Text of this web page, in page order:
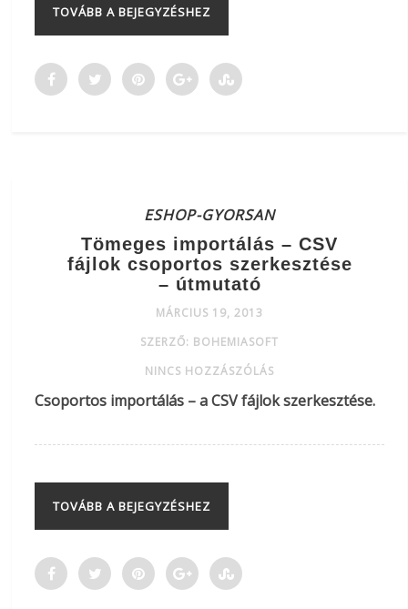
TOVÁBB A BEJEGYZÉSHEZ
ESHOP-GYORSAN
Tömeges importálás – CSV
fájlok csoportos szerkesztése
– útmutató
MÁRCIUS 19, 2013
SZERZŐ: BOHEMIASOFT
NINCS HOZZÁSZÓLÁS
Csoportos importálás – a CSV fájlok szerkesztése.
TOVÁBB A BEJEGYZÉSHEZ